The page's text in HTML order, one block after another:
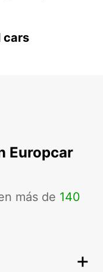
cars
Europcar
más de 140